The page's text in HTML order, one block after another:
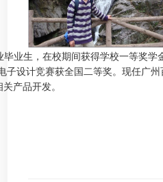
业生，在校期间获得学校一等奖学
子设计竞赛获全国二等奖。现任广
产品开发。